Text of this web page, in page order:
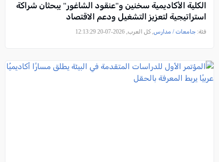
الكلية الأكاديمية سخنين و"عنقود الشاغور" يبحثان شراكة
استراتيجية لتعزيز التشغيل ودعم الاقتصاد
فئة: جامعات / مدارس, كل العرب, 2026-07-20 12:13:29